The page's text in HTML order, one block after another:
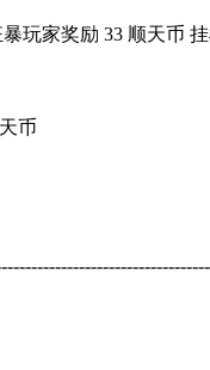
玩家奖励 33 顺天币
币